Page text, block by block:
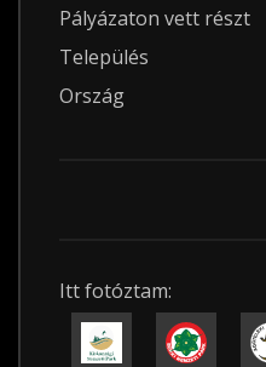
Pályázaton vett részt
Település
Ország
Itt fotóztam: